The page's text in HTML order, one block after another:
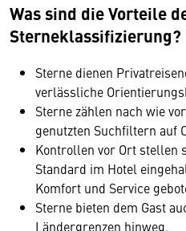
Was sind die Vorteile
Sterneklassifizierung?
Sterne dienen
verlässliche
Sterne zählen nach wie
genutzten Suchfiltern auf
Kontrollen vor Ort stellen
Standard im Hotel
Komfort und Service
Sterne bieten dem Gast
Ländergrenzen hinweg.